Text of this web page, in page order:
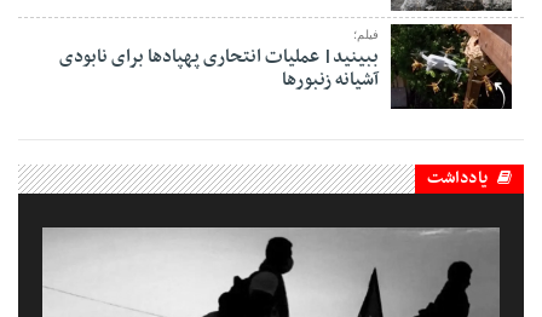
فیلم؛
ببینید| عملیات انتحاری پهپادها برای نابودی
آشیانه زنبورها
یادداشت